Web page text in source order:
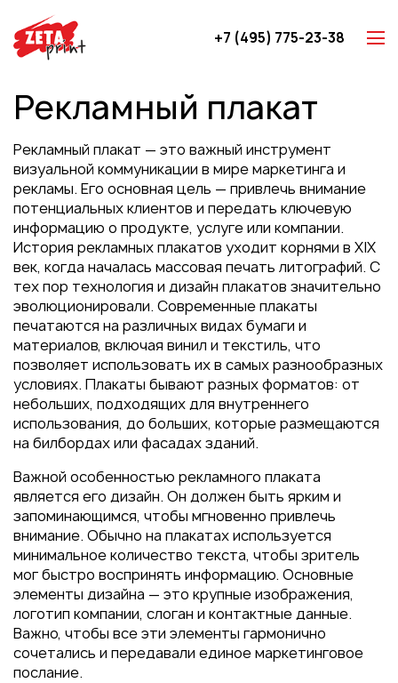
Брошюры
Игральные карты
Каталоги
Листовки
Книги
Папки
Календари
Упаковка
Блокноты с логотипом
Пакеты
Конверты
Полиграфия для выставок
под ключ
Полиграфия к выборам 2026
+7 (495) 775-23-38
Рекламный плакат
Рекламный плакат — это важный инструмент
визуальной коммуникации в мире маркетинга и
рекламы. Его основная цель — привлечь внимание
потенциальных клиентов и передать ключевую
информацию о продукте, услуге или компании.
История рекламных плакатов уходит корнями в XIX
век, когда началась массовая печать литографий. С
тех пор технология и дизайн плакатов значительно
эволюционировали. Современные плакаты
печатаются на различных видах бумаги и
материалов, включая винил и текстиль, что
позволяет использовать их в самых разнообразных
условиях. Плакаты бывают разных форматов: от
небольших, подходящих для внутреннего
использования, до больших, которые размещаются
на билбордах или фасадах зданий.
Важной особенностью рекламного плаката
является его дизайн. Он должен быть ярким и
запоминающимся, чтобы мгновенно привлечь
внимание. Обычно на плакатах используется
минимальное количество текста, чтобы зритель
мог быстро воспринять информацию. Основные
элементы дизайна — это крупные изображения,
логотип компании, слоган и контактные данные.
Важно, чтобы все эти элементы гармонично
сочетались и передавали единое маркетинговое
послание.